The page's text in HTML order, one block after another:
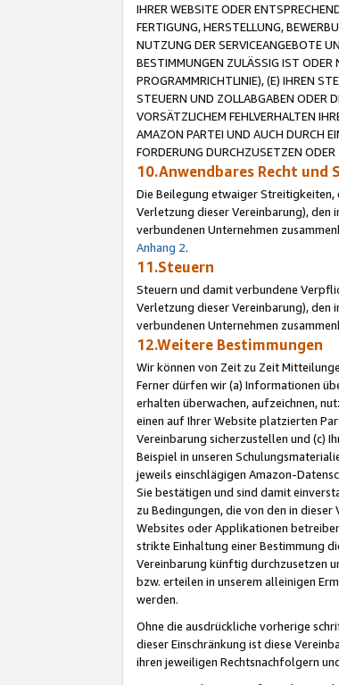
IHRER WEBSITE ODER
FERTIGUNG, HERSTELLUNG,
NUTZUNG DER SERVICEANGEBOTE
BESTIMMUNGEN ZULÄSSIG IST ODER
PROGRAMMRICHTLINIE), (E) IHREN
STEUERN UND ZOLLABGABEN ODER
VORSÄTZLICHEM FEHLVERHALTEN
AMAZON PARTEI UND AUCH DURCH
FORDERUNG DURCHZUSETZEN
10.Anwendbares Recht und
Die Beilegung etwaiger Streitigkeiten,
Verletzung dieser Vereinbarung), den
verbundenen Unternehmen
Anhang 2.
11.Steuern
Steuern und damit verbundene
Verletzung dieser Vereinbarung), den
verbundenen Unternehmen
12.Weitere Bestimmungen
Wir können von Zeit zu Zeit
Ferner dürfen wir (a) Informationen
erhalten überwachen, aufzeichnen,
einen auf Ihrer Website platzierten
Vereinbarung sicherzustellen und (c)
Beispiel in unseren
jeweils einschlägigen Amazon-
Sie bestätigen und sind damit
zu Bedingungen, die von den in
Websites oder Applikationen
strikte Einhaltung einer Bestimmung
Vereinbarung künftig durchzusetzen
bzw. erteilen in unserem alleinigen
werden.
Ohne die ausdrückliche vorherige
dieser Einschränkung ist diese
ihren jeweiligen Rechtsnachfolgern